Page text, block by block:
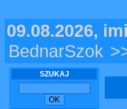
09.08.2026,
BednarSzok
SZUKAJ